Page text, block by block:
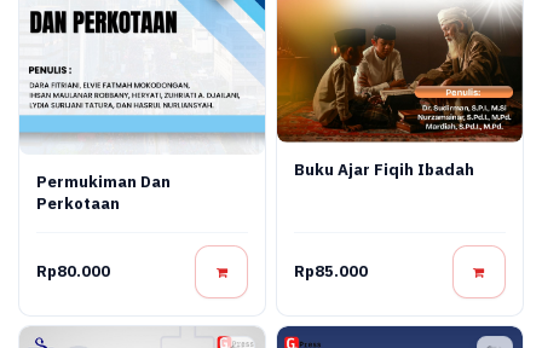
Permukiman Dan
Perkotaan
Rp80.000
Buku Ajar Fiqih Ibadah
Rp85.000